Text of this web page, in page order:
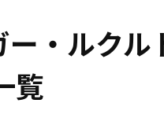
ー・ルク
覧